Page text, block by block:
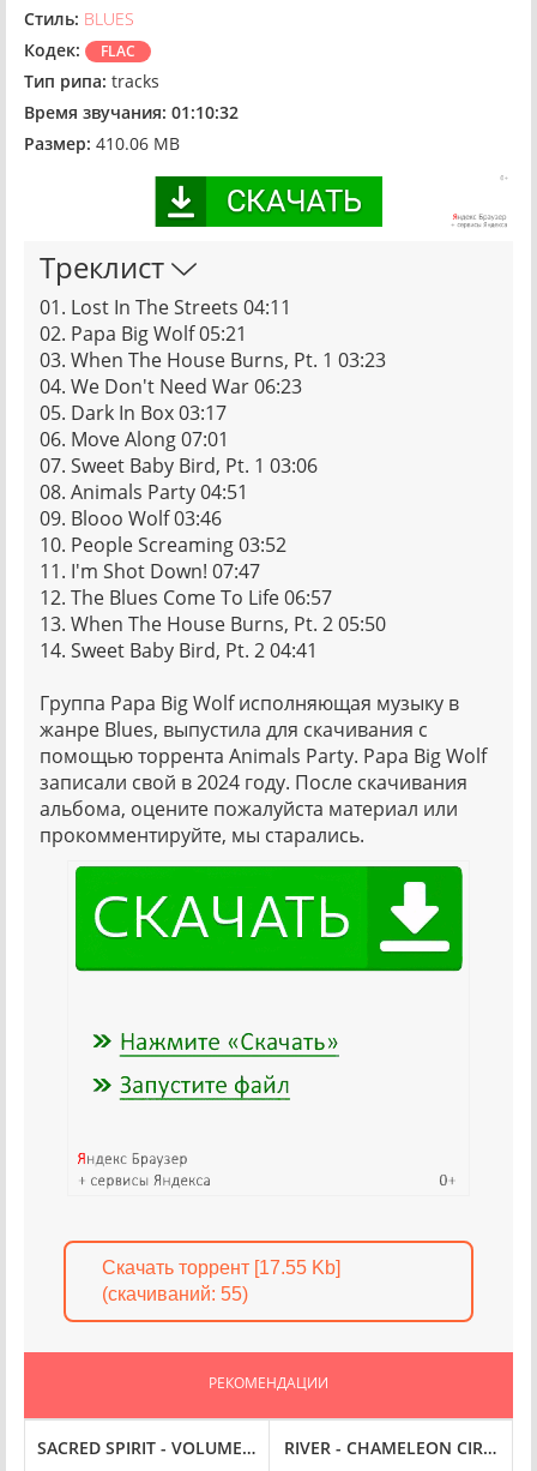
Стиль: BLUES
Кодек:
FLAC
Тип рипа: tracks
Время звучания: 01:10:32
Размер: 410.06 MB
Треклист
01. Lost In The Streets 04:11
02. Papa Big Wolf 05:21
03. When The House Burns, Pt. 1 03:23
04. We Don't Need War 06:23
05. Dark In Box 03:17
06. Move Along 07:01
07. Sweet Baby Bird, Pt. 1 03:06
08. Animals Party 04:51
09. Blooo Wolf 03:46
10. People Screaming 03:52
11. I'm Shot Down! 07:47
12. The Blues Come To Life 06:57
13. When The House Burns, Pt. 2 05:50
14. Sweet Baby Bird, Pt. 2 04:41
Группа Papa Big Wolf исполняющая музыку в
жанре Blues, выпустила для скачивания с
помощью торрента Animals Party. Papa Big Wolf
записали свой в 2024 году. После скачивания
альбома, оцените пожалуйста материал или
прокомментируйте, мы старались.
Скачать торрент [17.55 Kb]
(cкачиваний: 55)
РЕКОМЕНДАЦИИ
RES] (1976/2024) FLAC
DANCES OF THE NATIVE AMERICANS (2011) FLAC
SACRED SPIRIT - VOLUME 2: CULTURE CLASH (1997) FLAC
RIVER - CHAMELEON CIRCUIT